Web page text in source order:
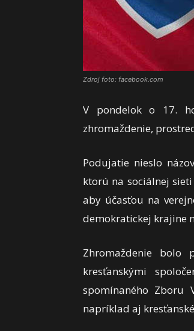
Zdroj foto: facebook.com
V pondelok o 17.
zhromaždenie,
Podujatie nieslo
ktorú na sociálnej
aby účasťou na
demokratickej krajine
Zhromaždenie bolo
kresťanskými
spomínaného Zboru
napríklad aj